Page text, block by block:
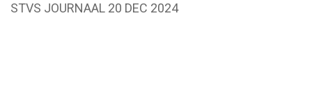
STVS JOURNAAL 20 DEC 2024